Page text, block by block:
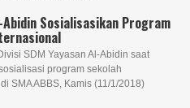
Abidin Sosialisasikan Program
SDM Yayasan Al-Abidin saat
program sekolah
SMA ABBS, Kamis (11/1/2018)